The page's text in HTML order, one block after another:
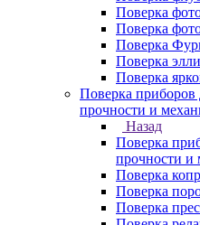
Поверка
Поверка
Поверка
Поверка
Поверка
Поверка приборов
прочности и
Назад
Поверка
прочности и
Поверка
Поверка
Поверка